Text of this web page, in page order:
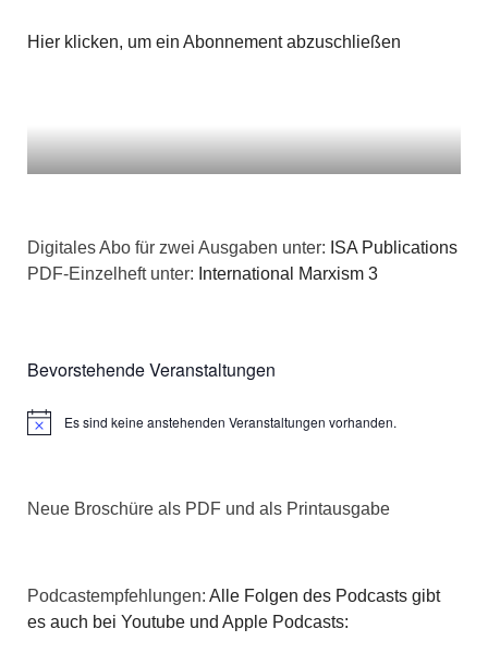
Hier klicken, um ein Abonnement abzuschließen
Digitales Abo für zwei Ausgaben unter: ISA Publications
PDF-Einzelheft unter: International Marxism 3
Bevorstehende Veranstaltungen
HinweisEs sind keine anstehenden Veranstaltungen vorhanden.
Neue Broschüre als PDF und als Printausgabe
Podcastempfehlungen: Alle Folgen des Podcasts gibt
es auch bei Youtube und Apple Podcasts: